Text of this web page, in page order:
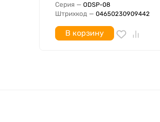
Номинальное напряжение с
Номинальное напряжение по
Степень защиты IP
Серия — ODSP-08
Штрихкод — 04650230909442
В корзину